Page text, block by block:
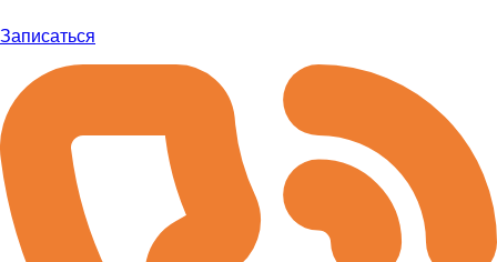
Записаться